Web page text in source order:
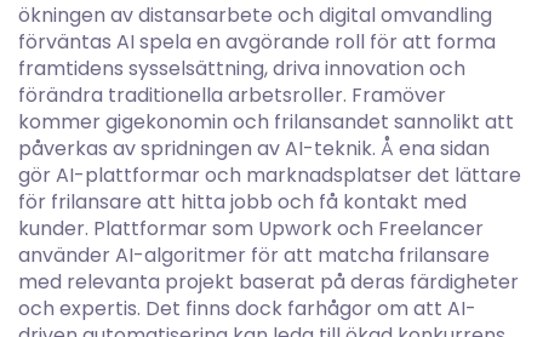
ökningen av distansarbete och digital omvandling
förväntas AI spela en avgörande roll för att forma
framtidens sysselsättning, driva innovation och
förändra traditionella arbetsroller. Framöver
kommer gigekonomin och frilansandet sannolikt att
påverkas av spridningen av AI-teknik. Å ena sidan
gör AI-plattformar och marknadsplatser det lättare
för frilansare att hitta jobb och få kontakt med
kunder. Plattformar som Upwork och Freelancer
använder AI-algoritmer för att matcha frilansare
med relevanta projekt baserat på deras färdigheter
och expertis. Det finns dock farhågor om att AI-